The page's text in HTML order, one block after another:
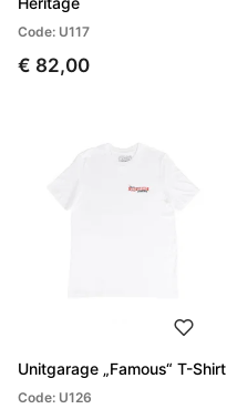
Code: U117
€ 82,00
Unitgarage „Famous“ T-Shirt
Code: U126